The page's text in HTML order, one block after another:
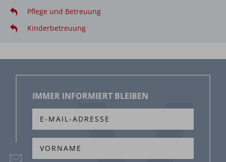
Pflege und Betreuung
Kinderbetreuung
IMMER INFORMIERT BLEIBEN